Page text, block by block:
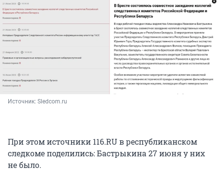
Источник: Sledcom.ru
При этом источники 116.RU в республиканском
следкоме поделились: Бастрыкина 27 июня у них
не было.